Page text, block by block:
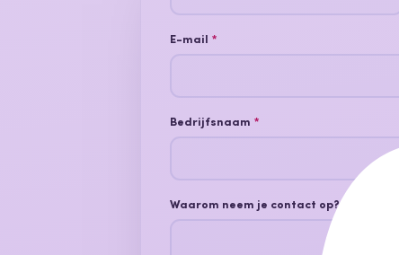
E-mail *
Bedrijfsnaam *
Waarom neem je contact op?